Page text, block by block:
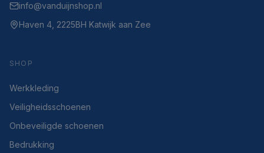
info@vanduijnshop.nl
Haven 4, 2225BH Katwijk aan Zee
SHOP
Werkkleding
Veiligheidsschoenen
Onbeveiligde schoenen
Bedrukking